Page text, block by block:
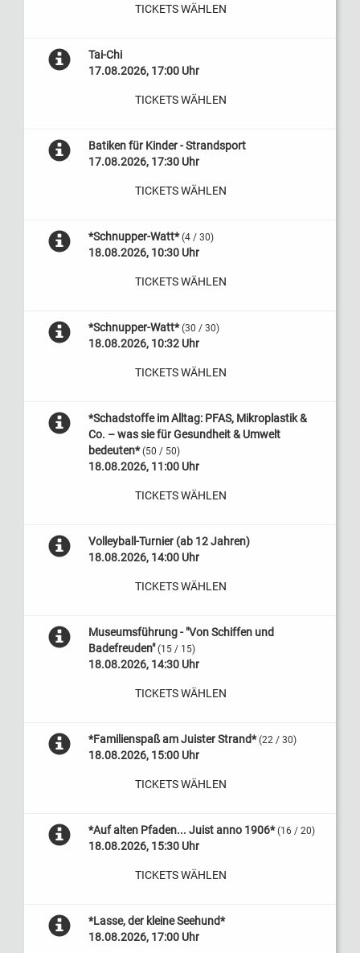
TICKETS WÄHLEN
Tai-Chi
17.08.2026, 17:00 Uhr
TICKETS WÄHLEN
Batiken für Kinder - Strandsport
17.08.2026, 17:30 Uhr
TICKETS WÄHLEN
*Schnupper-Watt* (4 / 30)
18.08.2026, 10:30 Uhr
TICKETS WÄHLEN
*Schnupper-Watt* (30 / 30)
18.08.2026, 10:32 Uhr
TICKETS WÄHLEN
*Schadstoffe im Alltag: PFAS, Mikroplastik &
Co. – was sie für Gesundheit & Umwelt
bedeuten* (50 / 50)
18.08.2026, 11:00 Uhr
TICKETS WÄHLEN
Volleyball-Turnier (ab 12 Jahren)
18.08.2026, 14:00 Uhr
TICKETS WÄHLEN
Museumsführung - "Von Schiffen und
Badefreuden" (15 / 15)
18.08.2026, 14:30 Uhr
TICKETS WÄHLEN
*Familienspaß am Juister Strand* (22 / 30)
18.08.2026, 15:00 Uhr
TICKETS WÄHLEN
*Auf alten Pfaden... Juist anno 1906* (16 / 20)
18.08.2026, 15:30 Uhr
TICKETS WÄHLEN
*Lasse, der kleine Seehund*
18.08.2026, 17:00 Uhr